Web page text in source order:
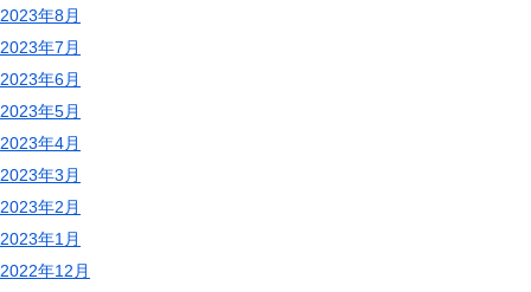
2023年8月
2023年7月
2023年6月
2023年5月
2023年4月
2023年3月
2023年2月
2023年1月
2022年12月